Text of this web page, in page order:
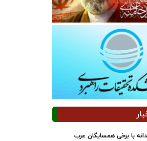
با برخی همسایگان عرب